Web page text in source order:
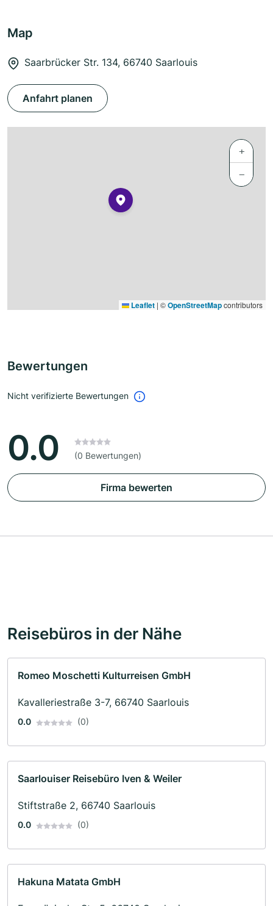
Map
Saarbrücker Str. 134, 66740 Saarlouis
Anfahrt planen
+
−
Leaflet | ©OpenStreetMapcontributors
Bewertungen
Nicht verifizierte Bewertungen
0.0 (0 Bewertungen)
Firma bewerten
Reisebüros in der Nähe
Romeo Moschetti Kulturreisen GmbH
Kavalleriestraße 3-7, 66740 Saarlouis
0.0 (0)
Saarlouiser Reisebüro Iven & Weiler
Stiftstraße 2, 66740 Saarlouis
0.0 (0)
Hakuna Matata GmbH